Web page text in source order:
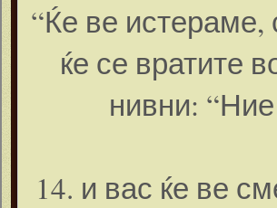
“Ќе ве истераме,
ќе се вратите
нивни:
14. и вас ќе ве